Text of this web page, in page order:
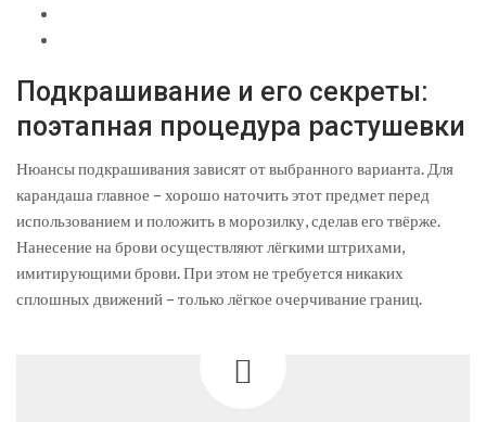
Подкрашивание и его секреты:
поэтапная процедура растушевки
Нюансы подкрашивания зависят от выбранного варианта. Для
карандаша главное – хорошо наточить этот предмет перед
использованием и положить в морозилку, сделав его твёрже.
Нанесение на брови осуществляют лёгкими штрихами,
имитирующими брови. При этом не требуется никаких
сплошных движений – только лёгкое очерчивание границ.